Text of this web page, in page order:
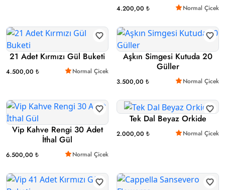
4.200,00 ₺ Normal Çicek
21 Adet Kırmızı Gül Buketi
4.500,00 ₺ Normal Çicek
Aşkın Simgesi Kutuda 20
Güller
3.500,00 ₺ Normal Çicek
Vip Kahve Rengi 30 Adet
İthal Gül
6.500,00 ₺ Normal Çicek
Tek Dal Beyaz Orkide
2.000,00 ₺ Normal Çicek